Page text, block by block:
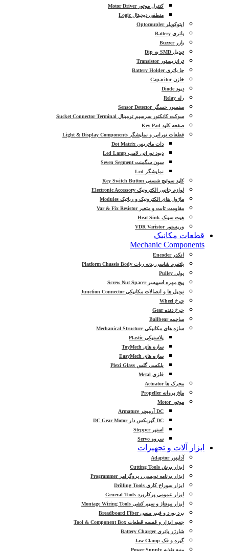
کنترل موتور Motor Driver
منطقی دیجیتال Logic
اپتوکوپلر Optocoupler
باتری Battery
بازر Buzzer
تبدیل SMD به Dip
ترانزیستور Transistor
جا باتری Battery Holder
خازن Capacitor
دیود Diode
رله Relay
سنسور حسگر Sensor Detector
سوکت کانکتور سرسیم ترمینال Sucket Connector Terminal
صفحه کلید Key Pad
قطعات نورانی و نمایشگر Light & Display Components
دات ماتریس Dot Matrix
دیود نورانی لامپ Led Lamp
سون سگمنت Seven Segment
نمایشگر Lcd
کلید سوئیچ شستی Key Switch Button
لوازم جانبی الکترونیک Electronic Accessory
ماژول های الکترونیک و رباتیک Modules
مقاومت ثابت و متغیر Var & Fix Resistor
هیت سینک Heat Sink
وریستور VDR Varistor
قطعات مکانیک
Mechanic Components
انکدر Encoder
پلتفرم شاسی بدنه ربات Platform Chassis Body
پولی Pulley
پیچ مهره اسپیسر Screw Nut Spacer
تبدیل ها و اتصالات مکانیکی Junction Connector
چرخ Wheel
چرخ دنده Gear
ساچمه Ballbear
سازه های مکانیکی Mechanical Structure
پلاستیکی Plastic
سازه های ToyMech
سازه های EasyMech
پلکسی گلس Plexi Glass
فلزی Metal
محرک ها Actuator
ملخ پروانه Propeller
موتور Motor
DC آرمیچر Armature
DC گیربکس دار DC Gear Motor
استپر Stepper
سروو Servo
ابزار آلات و تجهیزات
آداپتور Adaptor
ابزار برش Cutting Tools
ابزار برنامه نویسی ، پروگرامر Programmer
ابزار سوراخ کاری Drilling Tools
ابزار عمومی پرکاربرد General Tools
ابزار مونتاژ و سیم کشی Montage Wiring Tools
برد بورد و فیبر مسی Breadboard Fiber
جعبه ابزار و قفسه قطعات Tool & Component Box
شارژر باتری Battery Charger
گیره و فک Jaw Clamp
منبع تغذیه Power Supply